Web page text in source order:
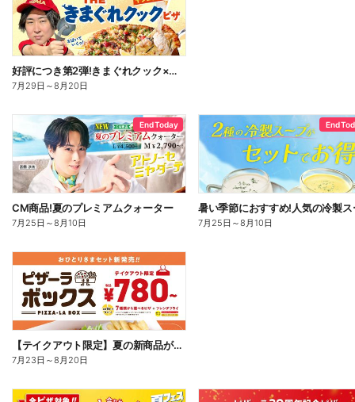
好評につき第2弾!きまぐれクック×ピザーラ コラボピザ新登場
7月29日 ～8月20日
End Today
CM商品!夏のプレミアムクォーター
7月25日 ～8月10日
End
7月25日 ～8月10日
【テイクアウト限定】夏の新商品が加わった、ピザーラボックス
7月23日 ～8月20日